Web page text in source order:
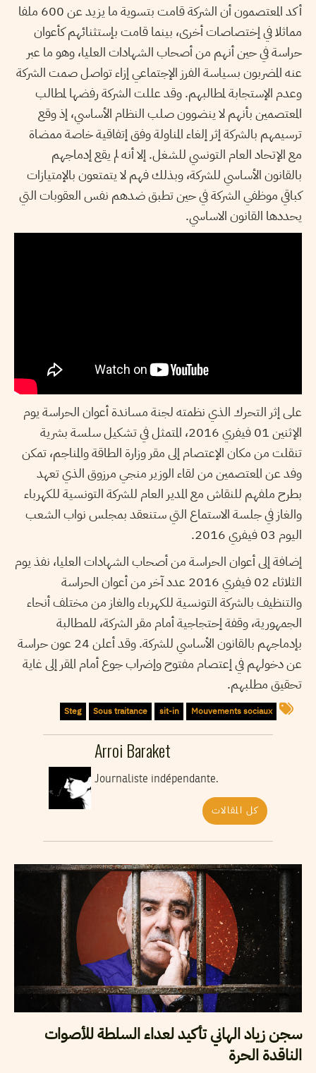
أكد المعتصمون أن الشركة قامت بتسوية ما يزيد عن 600 ملفا
مماثلا في إختصاصات أخرى، بينما قامت بإستثنائهم كأعوان
حراسة في حين أنهم من أصحاب الشهادات العليا، وهو ما عبر
عنه المضربون بسياسة الفرز الإجتماعي إزاء تواصل صمت الشركة
وعدم الإستجابة لمطالبهم. وقد عللت الشركة رفضها لمطالب
المعتصمين بأنهم لا ينضوون صلب النظام الأساسي، إذ وقع
ترسيمهم بالشركة إثر إلغاء المناولة وفق إتفاقية خاصة ممضاة
مع الإتحاد العام التونسي للشغل. إلا أنه لم يقع إدماجهم
بالقانون الأساسي للشركة، وبذلك فهم لا يتمتعون بالإمتيازات
كباقي موظفي الشركة في حين تطبق ضدهم نفس العقوبات التي
يحددها القانون الاساسي.
على إثر التحرك الذي نظمته لجنة مساندة أعوان الحراسة يوم
الإثنين 01 فيفري 2016، المتمثل في تشكيل سلسة بشرية
تنقلت من مكان الإعتصام إلى مقر وزارة الطاقة والمناجم، تمكن
وفد عن المعتصمين من لقاء الوزير منجي مرزوق الذي تعهد
بطرح ملفهم للنقاش مع المدير العام للشركة التونسية للكهرباء
والغاز في جلسة الاستماع التي ستنعقد بمجلس نواب الشعب
اليوم 03 فيفري 2016.
إضافة إلى أعوان الحراسة من أصحاب الشهادات العليا، نفذ يوم
الثلاثاء 02 فيفري 2016 عدد آخر من أعوان الحراسة
والتنظيف بالشركة التونسية للكهرباء والغاز من مختلف أنحاء
الجمهورية، وقفة إحتجاجية أمام مقر الشركة، للمطالبة
بإدماجهم بالقانون الأساسي للشركة. وقد أعلن 24 عون حراسة
عن دخولهم في إعتصام مفتوح وإضراب جوع أمام المقر إلى غاية
تحقيق مطلبهم.
Mouvements sociaux
sit-in
Sous traitance
Steg
Arroi Baraket
Journaliste indépendante.
كل المقالات
سجن زياد الهاني تأكيد لعداء السلطة للأصوات
الناقدة الحرة